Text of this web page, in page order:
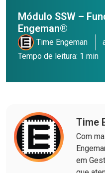
Módulo SSW –
Engeman®
Time Engeman
Tempo de leitura: 1 min
Time
Com
em